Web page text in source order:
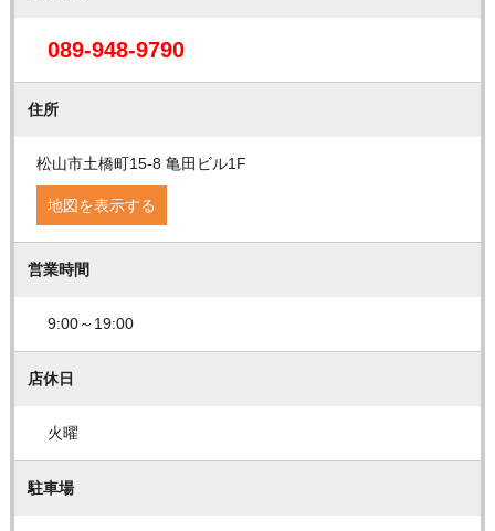
089-948-9790
住所
松山市土橋町15-8 亀田ビル1F
地図を表示する
営業時間
9:00～19:00
店休日
火曜
駐車場